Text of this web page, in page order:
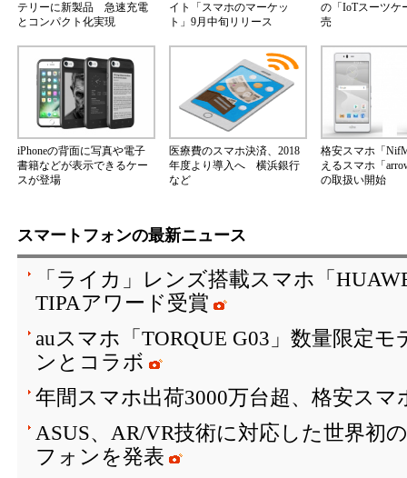
テリーに新製品 急速充電
とコンパクト化実現
イト「スマホのマーケッ
ト」9月中旬リリース
の「IoTスーツケ
売
iPhoneの背面に写真や電子
書籍などが表示できるケー
スが登場
医療費のスマホ決済、2018
年度より導入へ 横浜銀行
など
格安スマホ「
えるスマホ「
の取扱い開始
スマートフォンの最新ニュース
「ライカ」レンズ搭載スマホ「
TIPAアワード受賞
auスマホ「TORQUE G03」数量限定
ンとコラボ
年間スマホ出荷3000万台超、格安スマ
ASUS、AR/VR技術に対応した世界初
フォンを発表